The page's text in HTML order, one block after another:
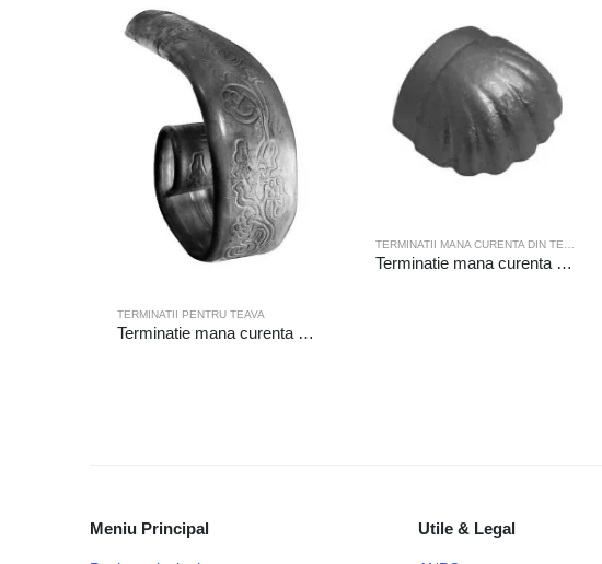
TERMINATII PENTRU TEAVA
Terminatie mana curenta 19-206/E/1
TERMINATII MANA CURENTA DIN TEAVA
Terminatie mana curenta 19-201
Meniu Principal Utile & Legal